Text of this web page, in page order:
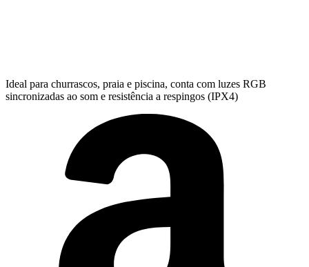
Ideal para churrascos, praia e piscina, conta com luzes RGB
sincronizadas ao som e resistência a respingos (IPX4)